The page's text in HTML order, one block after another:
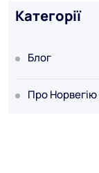
Категорії
Блог
Про Норвегію